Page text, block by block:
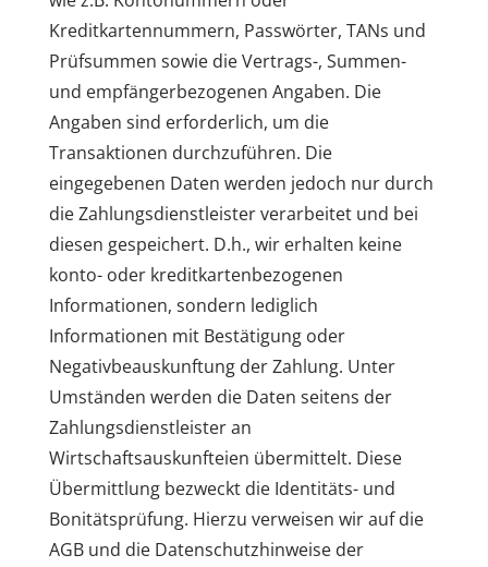
Kreditkartennummern, Passwörter, TANs und
Prüfsummen sowie die Vertrags-, Summen-
und empfängerbezogenen Angaben. Die
Angaben sind erforderlich, um die
Transaktionen durchzuführen. Die
eingegebenen Daten werden jedoch nur durch
die Zahlungsdienstleister verarbeitet und bei
diesen gespeichert. D.h., wir erhalten keine
konto- oder kreditkartenbezogenen
Informationen, sondern lediglich
Informationen mit Bestätigung oder
Negativbeauskunftung der Zahlung. Unter
Umständen werden die Daten seitens der
Zahlungsdienstleister an
Wirtschaftsauskunfteien übermittelt. Diese
Übermittlung bezweckt die Identitäts- und
Bonitätsprüfung. Hierzu verweisen wir auf die
AGB und die Datenschutzhinweise der